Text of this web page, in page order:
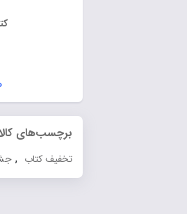
کتاب
برچسب‌های کالا
تخفیف کتاب , جشنواره